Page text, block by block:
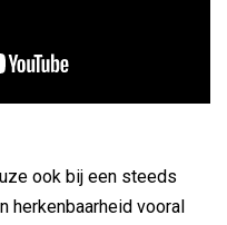
ook bij een steeds
herkenbaarheid vooral